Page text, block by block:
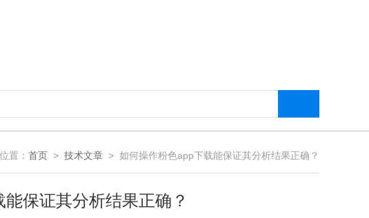
： 首页 > 技术文章 > 如何操作粉色app下载能保证其分析结果正确？
保证其分析结果正确？